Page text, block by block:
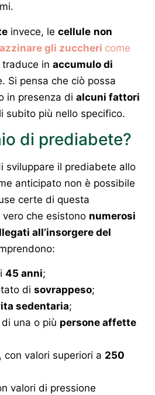
invece, le cellule non
gli zuccheri come
traduce in accumulo di
Si pensa che ciò possa
in presenza di alcuni fattori
subito più nello specifico.
di prediabete?
sviluppare il prediabete allo
anticipato non è possibile
certe di questa
che esistono numerosi
all’insorgere del
45 anni;
di sovrappeso;
sedentaria;
di una o più persone affette
, con valori superiori a 250
valori di pressione